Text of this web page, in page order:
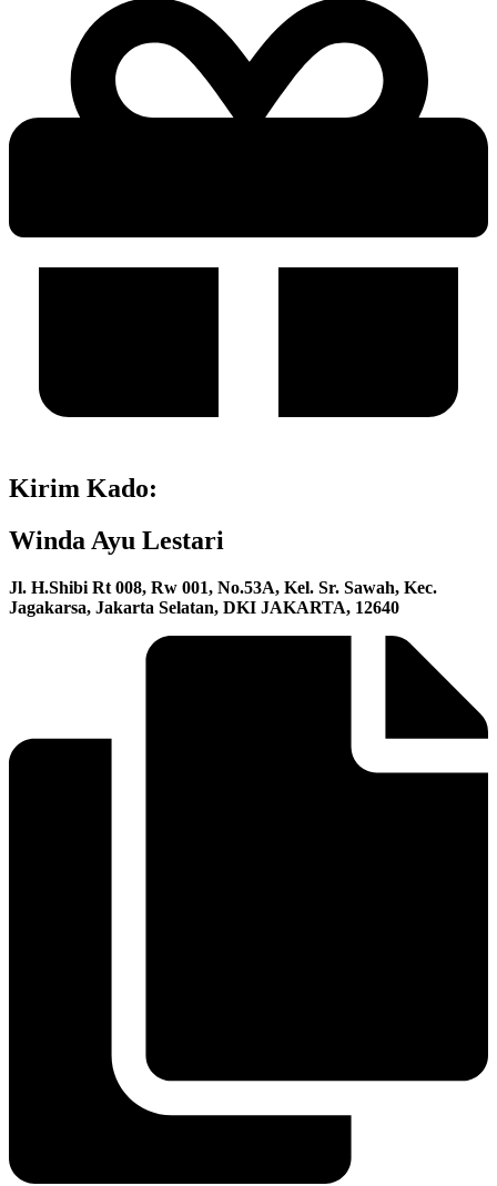
Kirim Kado:
Winda Ayu Lestari
Jl. H.Shibi Rt 008, Rw 001, No.53A, Kel. Sr. Sawah, Kec.
Jagakarsa, Jakarta Selatan, DKI JAKARTA, 12640